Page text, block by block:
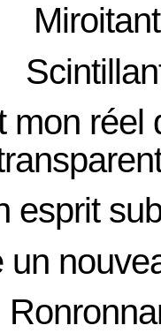
mon réel
esprit
un